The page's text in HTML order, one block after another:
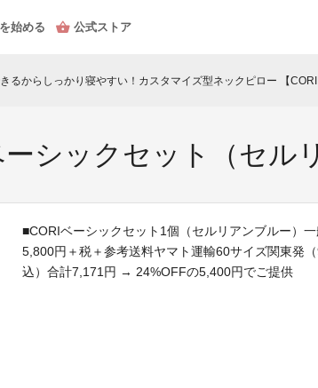
始める 公式ストア
るからしっかり寝やすい！カスタマイズ型ネックピロー 【CORI
シックセット（セル
■CORIベーシックセット1個（セルリアンブルー）
5,800円＋税＋参考送料ヤマト運輸60サイズ関東発
込）合計7,171円 → 24%OFFの5,400円でご提供